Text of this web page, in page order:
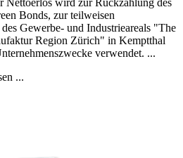
Bonds, zur teilweisen
Gewerbe- und Industrieareals "The
Region Zürich" in Kemptthal
verwendet. ...
...